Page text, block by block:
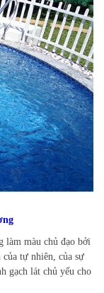
làm màu chủ đạo bởi
tự nhiên, của sự
gạch lát chủ yếu cho